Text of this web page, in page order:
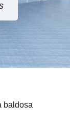
baldosa